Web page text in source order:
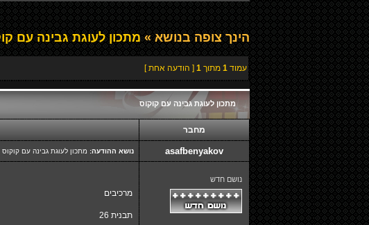
הינך צופה בנושא » מתכון לעוגת גבינה עם
עמוד 1 מתוך 1 [ הודעה אחת ]
מתכון לעוגת גבינה עם קוקוס
מחבר
asafbenyakov נושא ההודעה: מתכון לעוגת גבינה עם קוקוס
נושם חדש
מרכיבים
תבנית 26